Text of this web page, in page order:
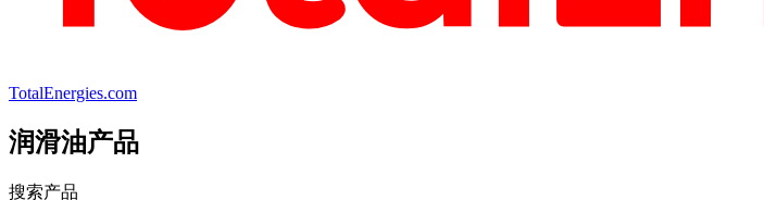
TotalEnergies.com
润滑油产品
搜索产品
搜索产品